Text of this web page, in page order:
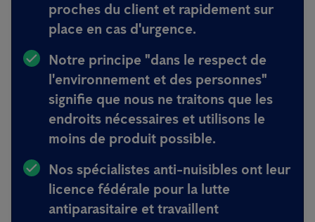
proches du client et rapidement sur
place en cas d'urgence.
Notre principe "dans le respect de
l'environnement et des personnes"
signifie que nous ne traitons que les
endroits nécessaires et utilisons le
moins de produit possible.
Nos spécialistes anti-nuisibles ont leur
licence fédérale pour la lutte
antiparasitaire et travaillent